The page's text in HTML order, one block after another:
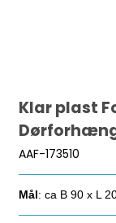
Klar plast
AAF-173510
Mål: ca B 90 x L